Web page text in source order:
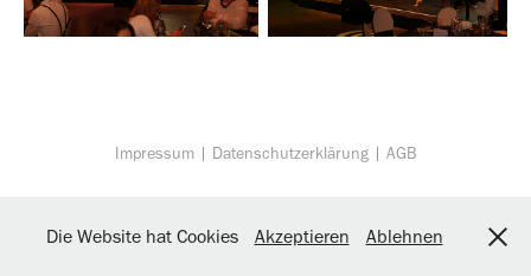
Impressum | Datenschutzerklärung | AGB
Die Website hat Cookies Akzeptieren Ablehnen